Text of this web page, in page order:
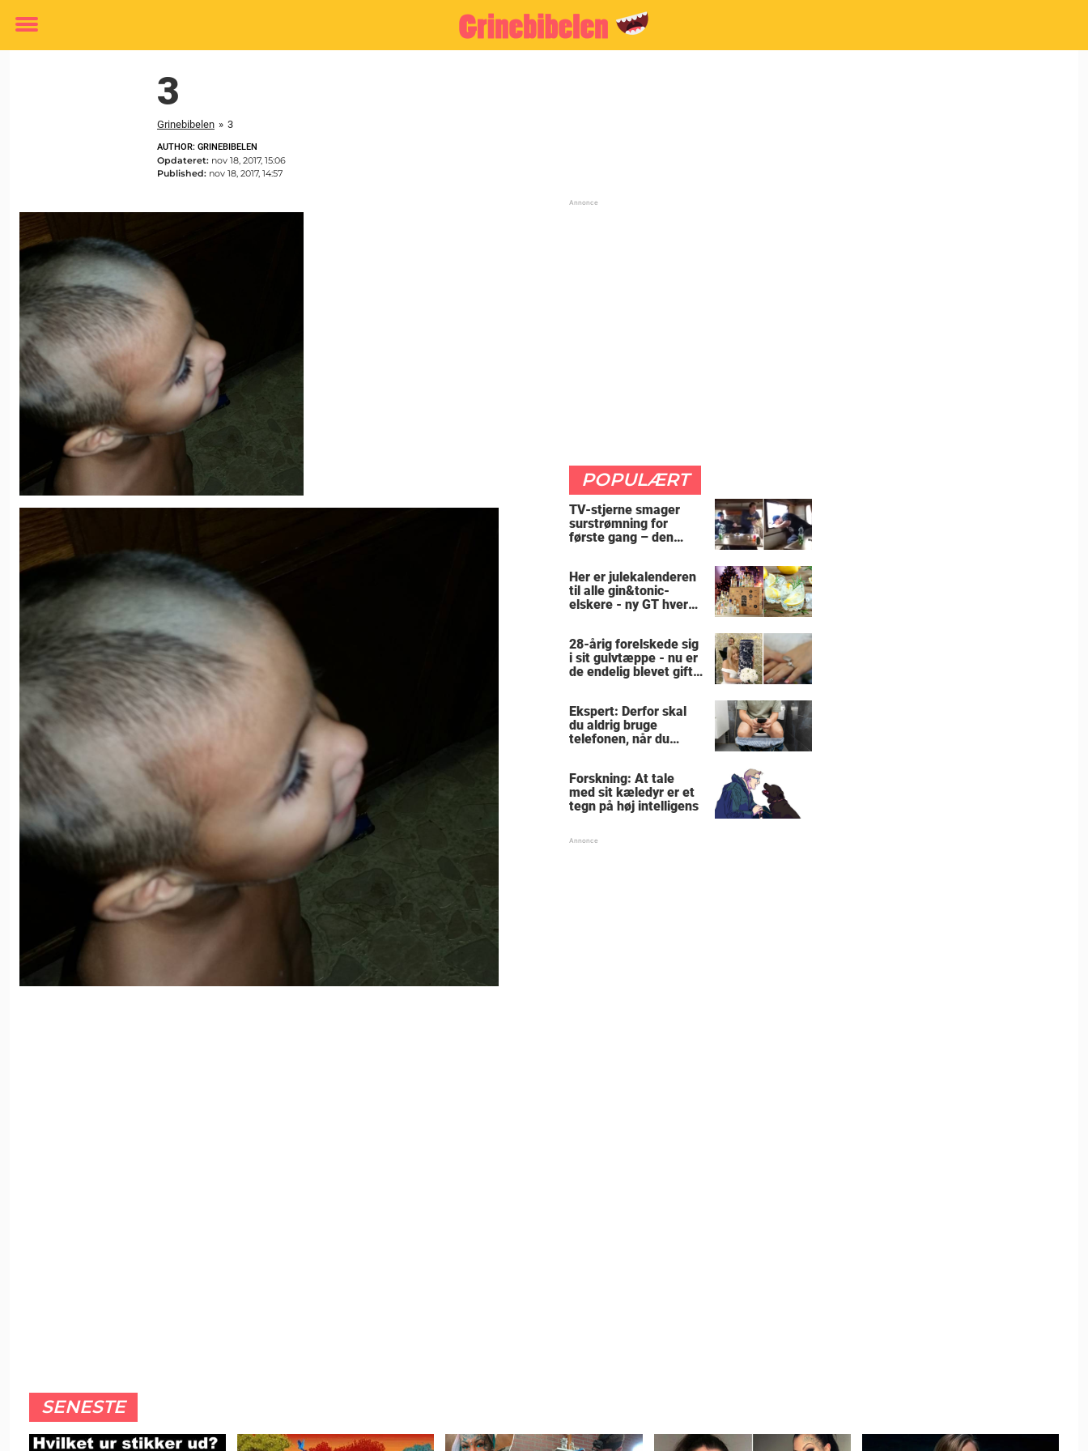
Toggle
3
Grinebibelen » 3
AUTHOR: GRINEBIBELEN
Opdateret: nov 18, 2017, 15:06
Published: nov 18, 2017, 14:57
POPULÆRT
TV-stjerne smager
surstrømning for
første gang – den
skrige af grin
Her er julekalenderen
til alle gin&tonic-
elskere - ny GT hver
28-årig forelskede sig
i sit gulvtæppe - nu er
de endelig blevet gift:
Ekspert: Derfor skal
du aldrig bruge
telefonen, når du
Forskning: At tale
med sit kæledyr er et
tegn på høj intelligens
SENESTE